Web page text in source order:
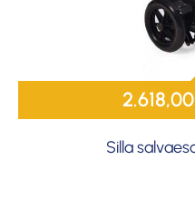
2.618,00
Silla